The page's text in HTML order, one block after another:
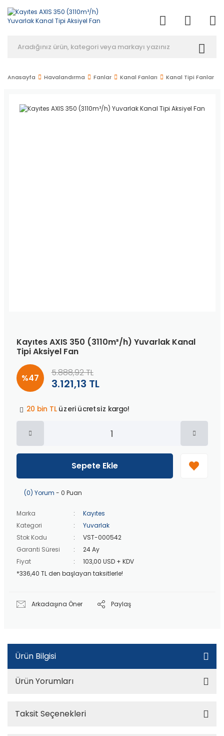
Anasayfa Havalandırma Fanlar Kanal Fanları Kanal Tipi Fanlar
Kayıtes AXIS 350 (3110m³/h) Yuvarlak Kanal
Tipi Aksiyel Fan
%47 3.121,13 TL
5.888,92 TL
20 bin TLüzeri ücretsiz kargo!
40 bin TL
Peşin fiyatına
üzeri ücretsiz kargo!
üzeri ücretsiz kargo!
40 bin TLüzeri özel teklif!
Sepete Ekle
(0) Yorum - 0 Puan
Marka
Kayıtes
Kategori
Yuvarlak
Stok Kodu
VST-000542
Garanti Süresi
24 Ay
Fiyat
103,00 USD + KDV
*336,40 TL den başlayan taksitlerle!
Arkadaşına Öner Paylaş
Ürün Bilgisi
Ürün Yorumları
Taksit Seçenekleri